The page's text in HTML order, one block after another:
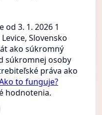
od 3. 1. 2026 1
Slovensko
ako súkromný
súkromnej osoby
práva ako
to funguje?
hodnotenia.